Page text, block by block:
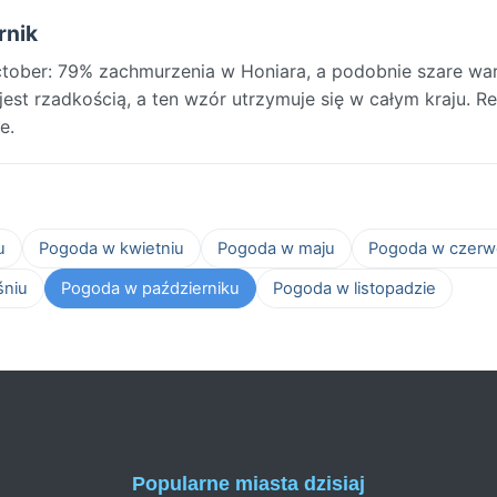
79% zachmurzenia w Honiara, a podobnie szare
rzadkością, a ten wzór utrzymuje się w całym kraju.
Pogoda w kwietniu Pogoda w maju
Pogoda w
Pogoda w październiku Pogoda w listopadzie
Popularne miasta dzisiaj